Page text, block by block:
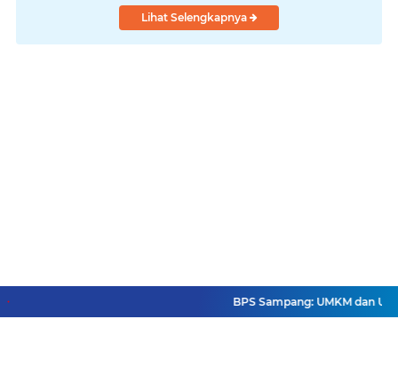
Lihat Selengkapnya
BPS Sampang: UMKM dan